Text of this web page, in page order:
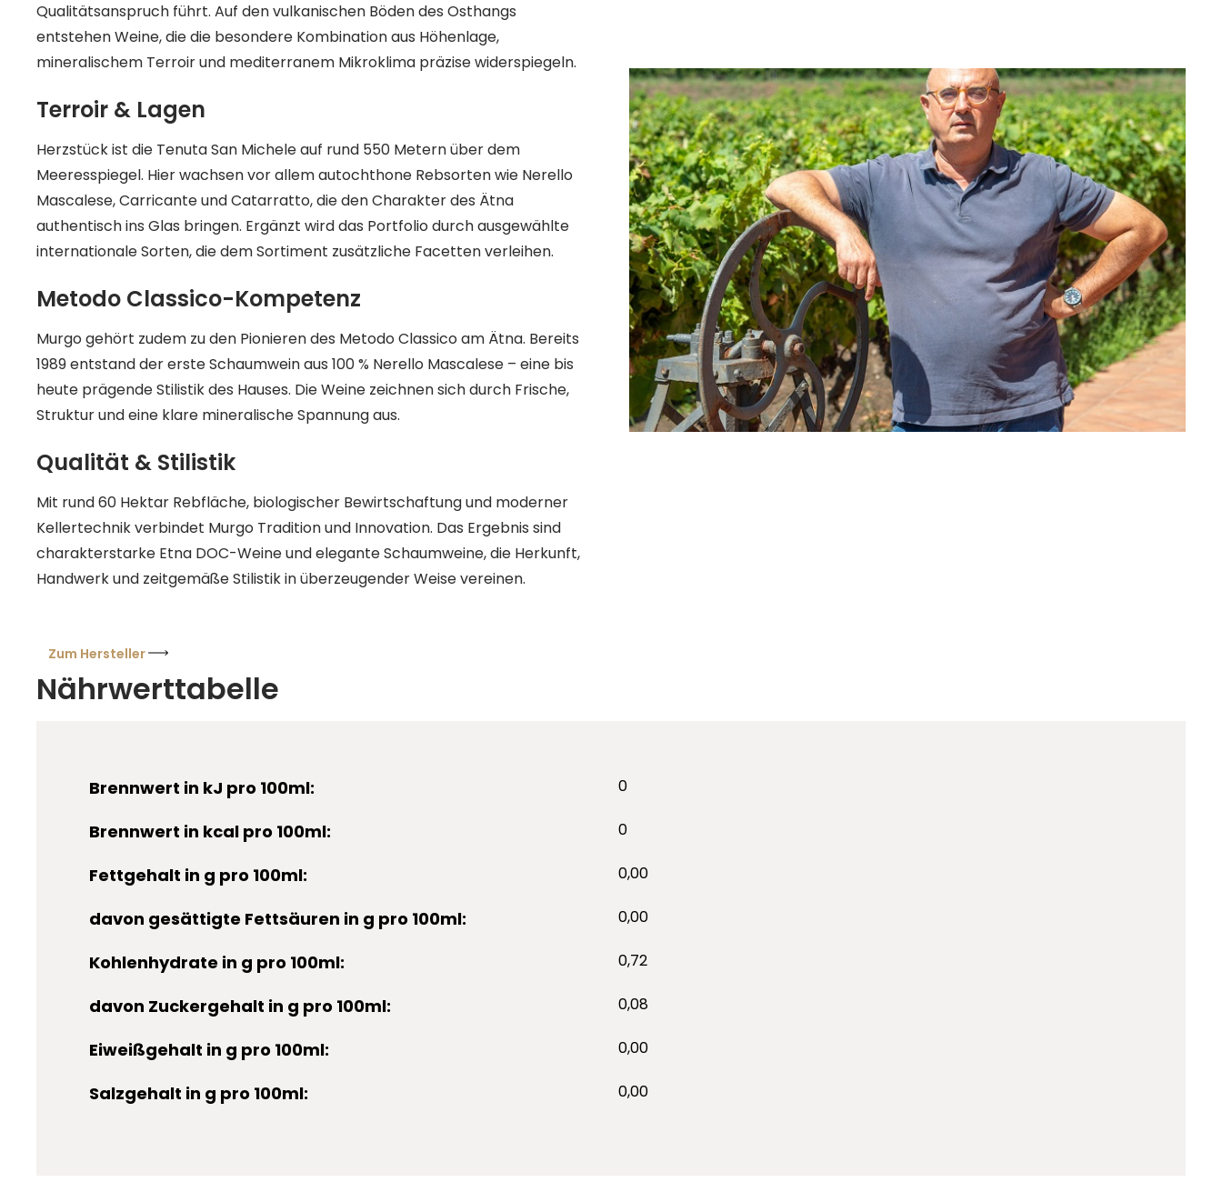
Qualitätsanspruch führt. Auf den vulkanischen Böden des Osthangs
entstehen Weine, die die besondere Kombination aus Höhenlage,
mineralischem Terroir und mediterranem Mikroklima präzise widerspiegeln.
Terroir & Lagen
Herzstück ist die Tenuta San Michele auf rund 550 Metern über dem
Meeresspiegel. Hier wachsen vor allem autochthone Rebsorten wie Nerello
Mascalese, Carricante und Catarratto, die den Charakter des Ätna
authentisch ins Glas bringen. Ergänzt wird das Portfolio durch ausgewählte
internationale Sorten, die dem Sortiment zusätzliche Facetten verleihen.
Metodo Classico-Kompetenz
Murgo gehört zudem zu den Pionieren des Metodo Classico am Ätna. Bereits
1989 entstand der erste Schaumwein aus 100 % Nerello Mascalese – eine bis
heute prägende Stilistik des Hauses. Die Weine zeichnen sich durch Frische,
Struktur und eine klare mineralische Spannung aus.
Qualität & Stilistik
Mit rund 60 Hektar Rebfläche, biologischer Bewirtschaftung und moderner
Kellertechnik verbindet Murgo Tradition und Innovation. Das Ergebnis sind
charakterstarke Etna DOC-Weine und elegante Schaumweine, die Herkunft,
Handwerk und zeitgemäße Stilistik in überzeugender Weise vereinen.
Zum Hersteller
Nährwerttabelle
Fettgehalt in g pro 100ml: 0,00
Salzgehalt in g pro 100ml: 0,00
Eiweißgehalt in g pro 100ml: 0,00
Kohlenhydrate in g pro 100ml: 0,72
Brennwert in kJ pro 100ml: 0
davon Zuckergehalt in g pro 100ml: 0,08
davon gesättigte Fettsäuren in g pro 100ml: 0,00
Brennwert in kcal pro 100ml: 0